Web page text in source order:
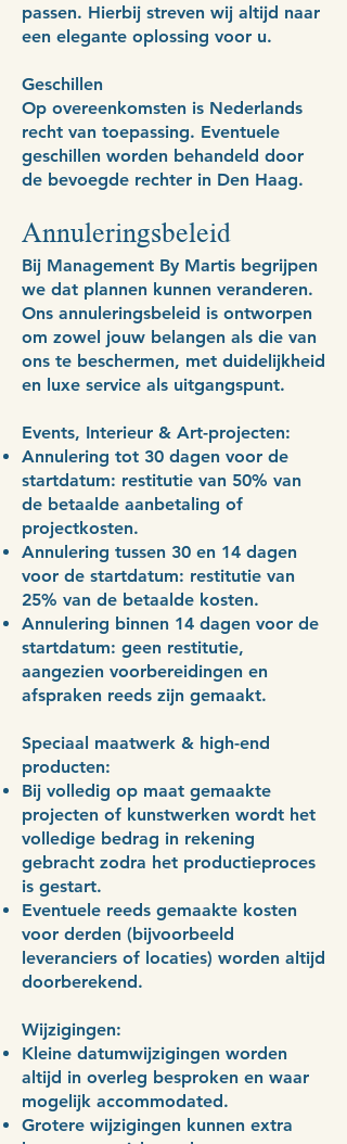
passen. Hierbij streven wij altijd naar
een elegante oplossing voor u.
Geschillen
Op overeenkomsten is Nederlands
recht van toepassing. Eventuele
geschillen worden behandeld door
de bevoegde rechter in Den Haag.
Annuleringsbeleid
Bij Management By Martis begrijpen
we dat plannen kunnen veranderen.
Ons annuleringsbeleid is ontworpen
om zowel jouw belangen als die van
ons te beschermen, met duidelijkheid
en luxe service als uitgangspunt.
Events, Interieur & Art-projecten:
Annulering tot 30 dagen voor de
startdatum: restitutie van 50% van
de betaalde aanbetaling of
projectkosten.
Annulering tussen 30 en 14 dagen
voor de startdatum: restitutie van
25% van de betaalde kosten.
Annulering binnen 14 dagen voor de
startdatum: geen restitutie,
aangezien voorbereidingen en
afspraken reeds zijn gemaakt.
Speciaal maatwerk & high-end
producten:
Bij volledig op maat gemaakte
projecten of kunstwerken wordt het
volledige bedrag in rekening
gebracht zodra het productieproces
is gestart.
Eventuele reeds gemaakte kosten
voor derden (bijvoorbeeld
leveranciers of locaties) worden altijd
doorberekend.
Wijzigingen:
Kleine datumwijzigingen worden
altijd in overleg besproken en waar
mogelijk accommodated.
Grotere wijzigingen kunnen extra